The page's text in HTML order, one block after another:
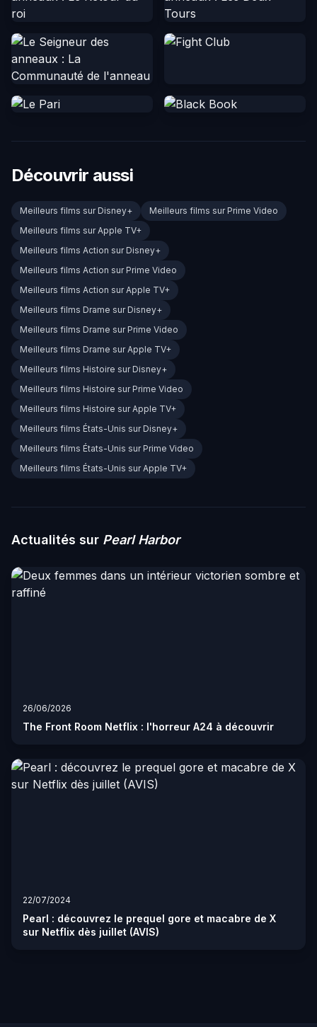
Découvrir aussi
Meilleurs films sur Disney+
Meilleurs films sur Prime Video
Meilleurs films sur Apple TV+
Meilleurs films Action sur Disney+
Meilleurs films Action sur Prime Video
Meilleurs films Action sur Apple TV+
Meilleurs films Drame sur Disney+
Meilleurs films Drame sur Prime Video
Meilleurs films Drame sur Apple TV+
Meilleurs films Histoire sur Disney+
Meilleurs films Histoire sur Prime Video
Meilleurs films Histoire sur Apple TV+
Meilleurs films États-Unis sur Disney+
Meilleurs films États-Unis sur Prime Video
Meilleurs films États-Unis sur Apple TV+
Actualités sur Pearl Harbor
26/06/2026
The Front Room Netflix : l'horreur A24 à découvrir
22/07/2024
Pearl : découvrez le prequel gore et macabre de X
sur Netflix dès juillet (AVIS)